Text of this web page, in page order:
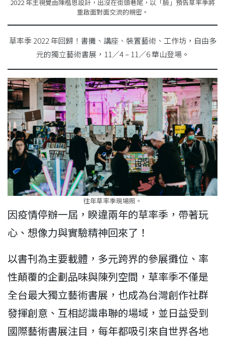
2022 年主視覺由陳楷恩設計，出沒在街頭巷尾，以「臉」預告草率季將
重啟面對面交流的親密。
草率季 2022 年回歸！書攤、講座、裝置藝術、工作坊，自由多
元的獨立藝術書展，11／4 – 11／6 華山登場。
往年草率季現場照。
因疫情停辦一屆，睽違兩年的草率季，帶著玩
心、想像力與實驗精神回來了！
以書刊為主要載體，多元跨界的參展攤位、率
性顛覆的企劃品味與陳列空間，草率季不僅是
全台最大獨立藝術書展，也成為台灣創作社群
發揮創意、互相認識串聯的場域，並日益受到
國際藝術書展注目，每年都吸引來自世界各地